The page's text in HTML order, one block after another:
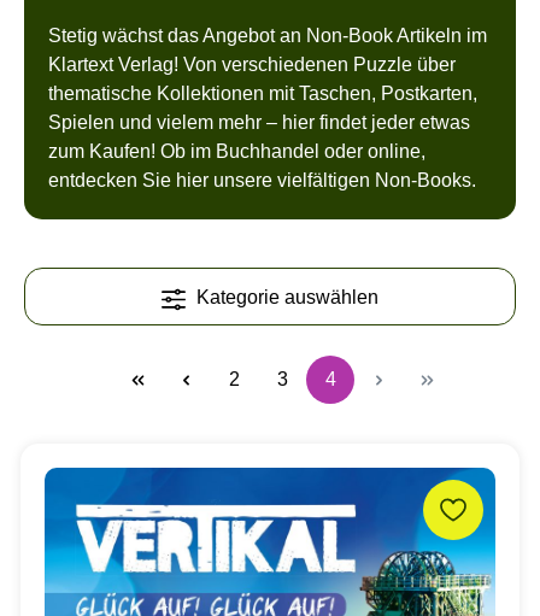
Stetig wächst das Angebot an Non-Book Artikeln im
Klartext Verlag! Von verschiedenen Puzzle über
thematische Kollektionen mit Taschen, Postkarten,
Spielen und vielem mehr – hier findet jeder etwas
zum Kaufen! Ob im Buchhandel oder online,
entdecken Sie hier unsere vielfältigen Non-Books.
Kategorie auswählen
Seite
2
Seite
3
Seite
4